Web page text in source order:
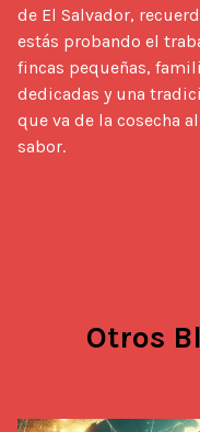
de El Salvador,
estás probando el
fincas pequeñas,
dedicadas y una
que va de la cosecha al
sabor.
Otros